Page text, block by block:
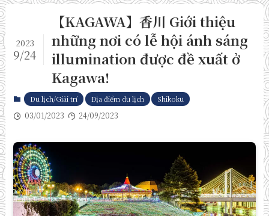
【KAGAWA】香川 Giới thiệu
những nơi có lễ hội ánh sáng
illumination được đề xuất ở
Kagawa!
2023
9/24
Du lịch/Giải trí Địa điểm du lịch Shikoku
03/01/2023 24/09/2023